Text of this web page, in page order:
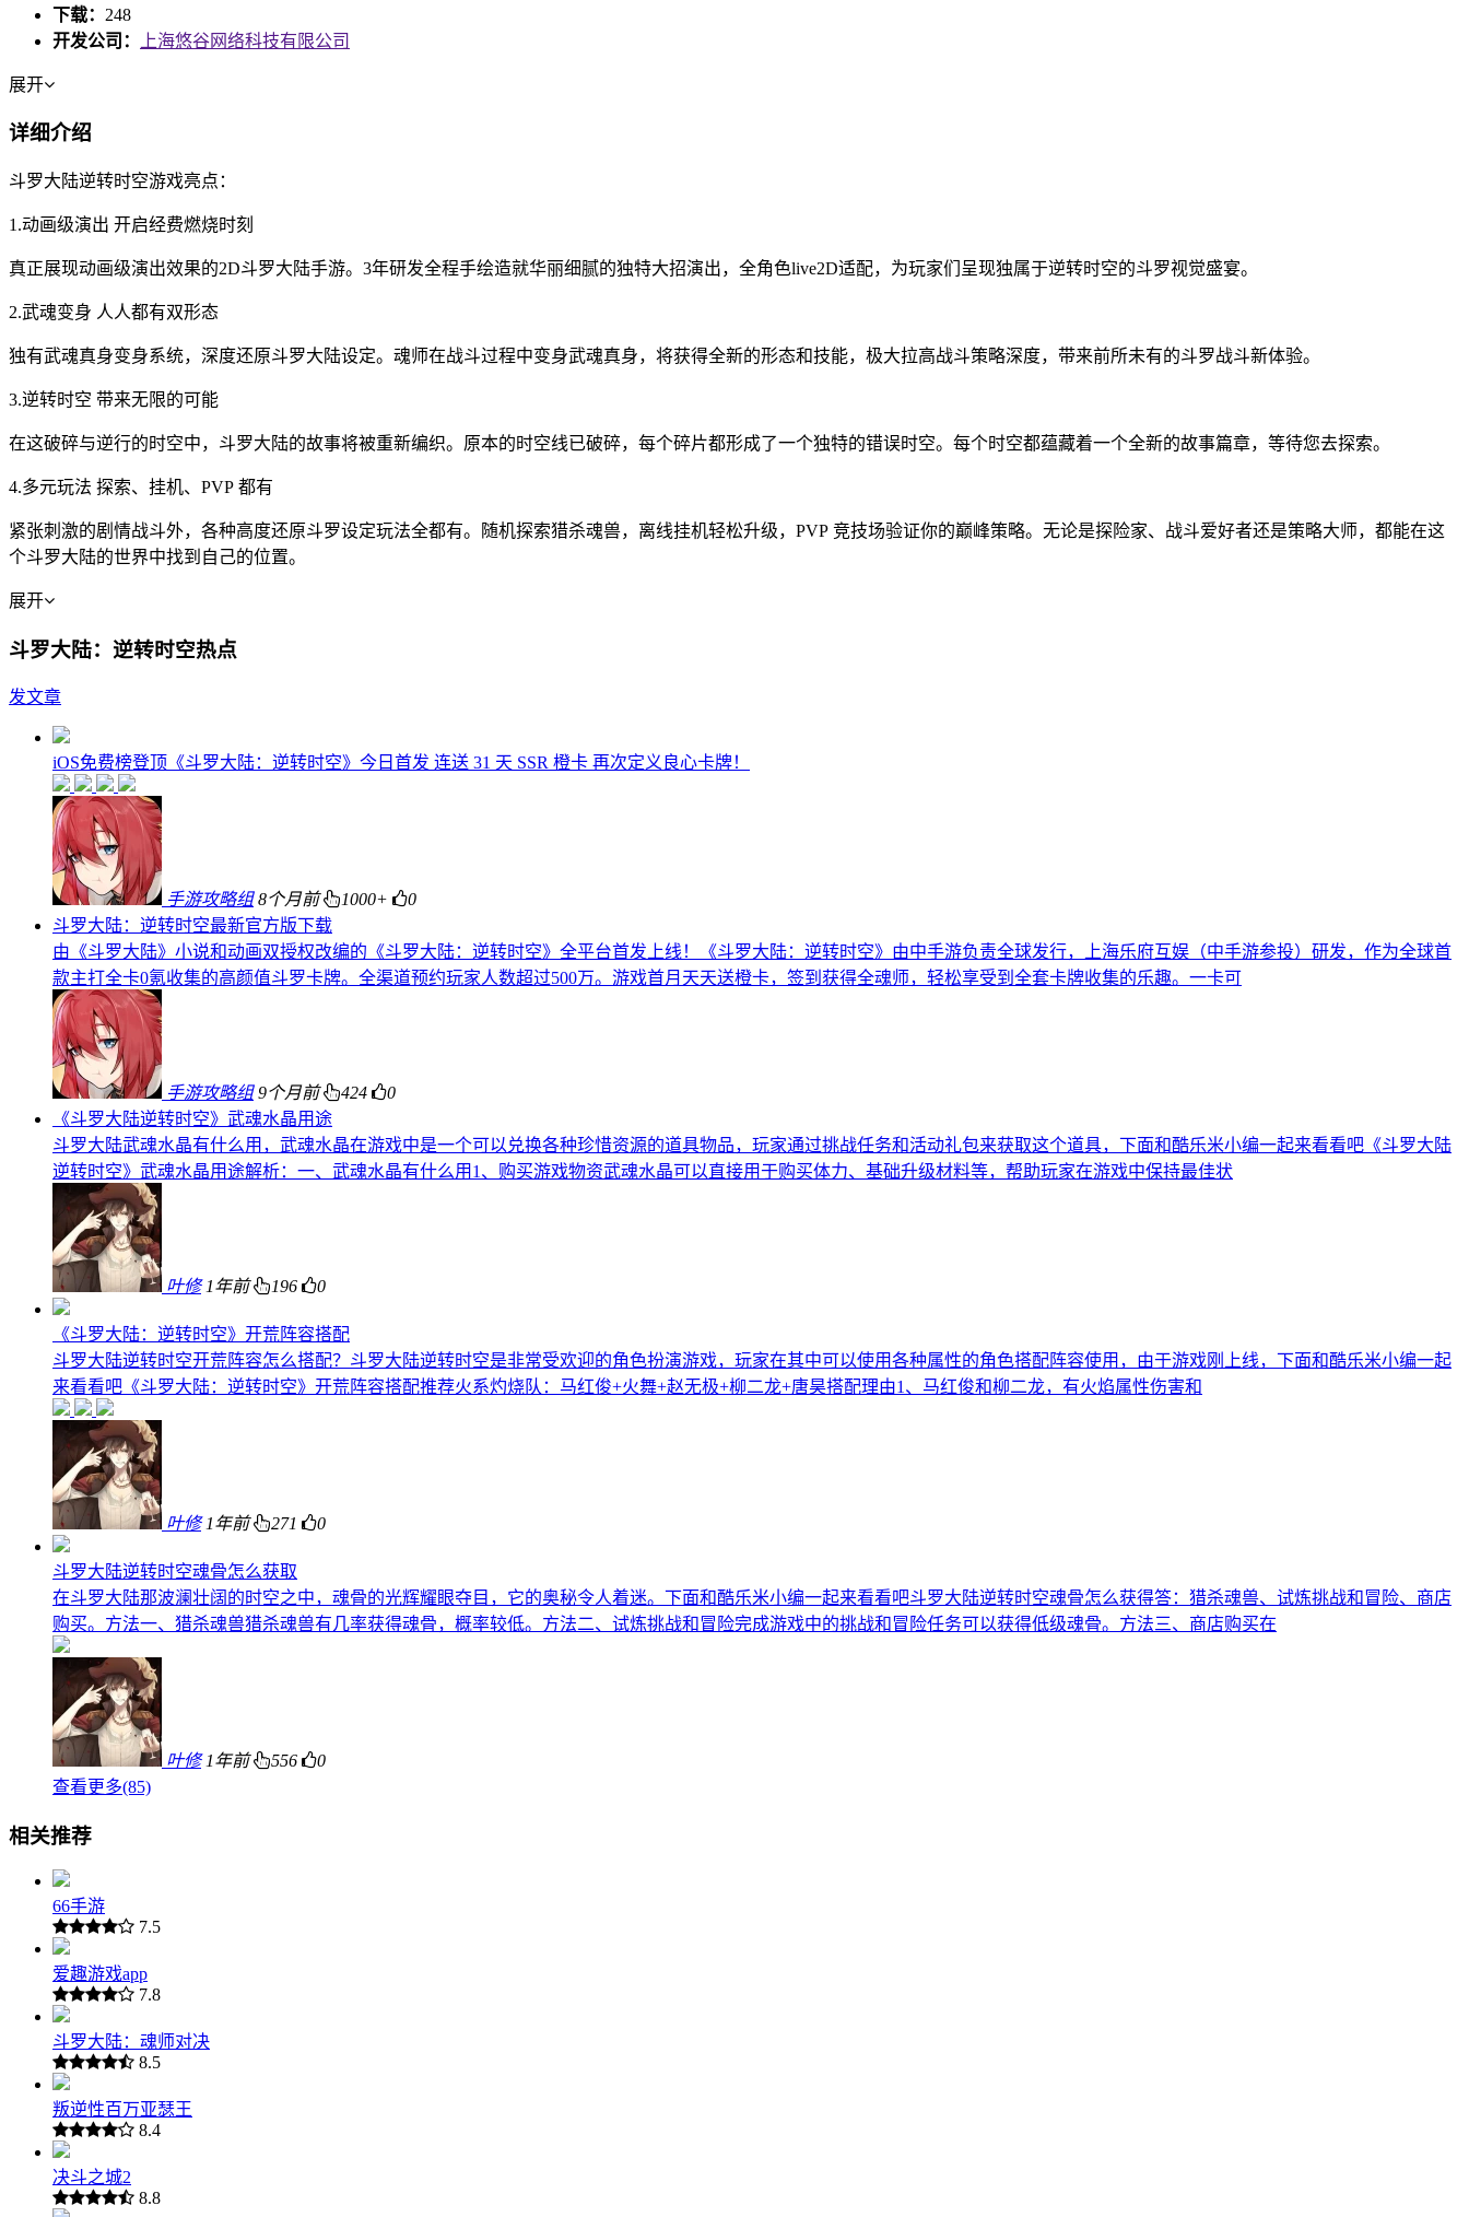
下载： 248
开发公司：
上海悠谷网络科技有限公司
展开
详细介绍
斗罗大陆逆转时空游戏亮点：
1.动画级演出 开启经费燃烧时刻
真正展现动画级演出效果的2D斗罗大陆手游。3年研发全程手绘造就华丽细腻的独特大招演出，全角色live2D适配，为玩家们呈现独属于逆转时空的斗罗视觉盛宴。
2.武魂变身 人人都有双形态
独有武魂真身变身系统，深度还原斗罗大陆设定。魂师在战斗过程中变身武魂真身，将获得全新的形态和技能，极大拉高战斗策略深度，带来前所未有的斗罗战斗新体验。
3.逆转时空 带来无限的可能
在这破碎与逆行的时空中，斗罗大陆的故事将被重新编织。原本的时空线已破碎，每个碎片都形成了一个独特的错误时空。每个时空都蕴藏着一个全新的故事篇章，等待您去探索。
4.多元玩法 探索、挂机、PVP 都有
紧张刺激的剧情战斗外，各种高度还原斗罗设定玩法全都有。随机探索猎杀魂兽，离线挂机轻松升级，PVP 竞技场验证你的巅峰策略。无论是探险家、战斗爱好者还是策略大师，都能在这
个斗罗大陆的世界中找到自己的位置。
展开
斗罗大陆：逆转时空热点
发文章
iOS免费榜登顶《斗罗大陆：逆转时空》今日首发 连送 31 天 SSR 橙卡 再次定义良心卡牌！
手游攻略组 8个月前 1000+
0
斗罗大陆：逆转时空最新官方版下载
由《斗罗大陆》小说和动画双授权改编的《斗罗大陆：逆转时空》全平台首发上线！《斗罗大陆：逆转时空》由中手游负责全球发行，上海乐府互娱（中手游参投）研发，作为全球首
款主打全卡0氪收集的高颜值斗罗卡牌。全渠道预约玩家人数超过500万。游戏首月天天送橙卡，签到获得全魂师，轻松享受到全套卡牌收集的乐趣。一卡可
手游攻略组 9个月前 424
0
《斗罗大陆逆转时空》武魂水晶用途
斗罗大陆武魂水晶有什么用，武魂水晶在游戏中是一个可以兑换各种珍惜资源的道具物品，玩家通过挑战任务和活动礼包来获取这个道具，下面和酷乐米小编一起来看看吧《斗罗大陆
逆转时空》武魂水晶用途解析：一、武魂水晶有什么用1、‌购买游戏物资‌武魂水晶可以直接用于购买体力、基础升级材料等，帮助玩家在游戏中保持最佳状
叶修 1年前 196 0
《斗罗大陆：逆转时空》开荒阵容搭配
斗罗大陆逆转时空开荒阵容怎么搭配？斗罗大陆逆转时空是非常受欢迎的角色扮演游戏，玩家在其中可以使用各种属性的角色搭配阵容使用，由于游戏刚上线，下面和酷乐米小编一起
来看看吧《斗罗大陆：逆转时空》开荒阵容搭配推荐‌火系灼烧队‌：马红俊+火舞+赵无极+柳二龙+唐昊搭配理由1、马红俊和柳二龙，有火焰属性伤害和
叶修 1年前 271 0
斗罗大陆逆转时空魂骨怎么获取
在斗罗大陆那波澜壮阔的时空之中，魂骨的光辉耀眼夺目，它的奥秘令人着迷。下面和酷乐米小编一起来看看吧斗罗大陆逆转时空魂骨怎么获得答：猎杀魂兽、试炼挑战和冒险、商店
购买。方法一、猎杀魂兽猎杀魂兽有几率获得魂骨，概率较低。方法二、试炼挑战和冒险完成游戏中的挑战和冒险任务可以获得低级魂骨。方法三、商店购买在
叶修 1年前 556
0
查看更多(85)
相关推荐
66手游
7.5
爱趣游戏app
7.8
斗罗大陆：魂师对决
8.5
叛逆性百万亚瑟王
8.4
决斗之城2
8.8